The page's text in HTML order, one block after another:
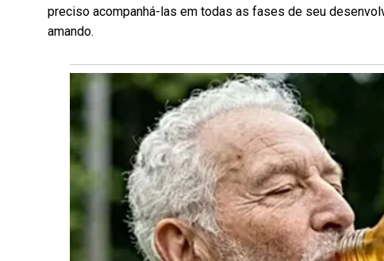
preciso acompanhá-las em todas as fases de seu
amando.